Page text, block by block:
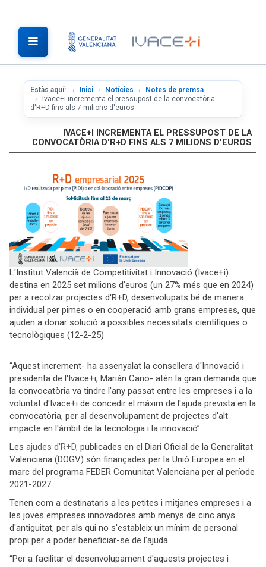
Estàs aquí: Inici Notícies
Notes de premsa
Ivace+i incrementa el pressupost de la convocatòria
d'R+D fins als 7 milions d'euros
IVACE+I INCREMENTA EL PRESSUPOST DE LA
CONVOCATÒRIA D'R+D FINS ALS 7 MILIONS D'EUROS
L'Institut Valencià de Competitivitat i Innovació (Ivace+i)
destina en 2025 set milions d'euros (un 27% més que en 2024)
per a recolzar projectes d'R+D, desenvolupats bé de manera
individual per pimes o en cooperació amb grans empreses, que
ajuden a donar solució a possibles necessitats científiques o
tecnològiques (12-2-25)
“Aquest increment- ha assenyalat la consellera d'Innovació i
presidenta de l'Ivace+i, Marián Cano- atén la gran demanda que
la convocatòria va tindre l'any passat entre les empreses i a la
voluntat d'Ivace+i de concedir el màxim de l'ajuda prevista en la
convocatòria, per al desenvolupament de projectes d'alt
impacte en l'àmbit de la tecnologia i la innovació”.
Les ajudes d'R+D, publicades en el Diari Oficial de la Generalitat
Valenciana (DOGV) són finançades per la Unió Europea en el
marc del programa FEDER Comunitat Valenciana per al període
2021-2027.
Tenen com a destinataris a les petites i mitjanes empreses i a
les joves empreses innovadores amb menys de cinc anys
d'antiguitat, per als qui no s'estableix un mínim de personal
propi per a poder beneficiar-se de l'ajuda.
“Per a facilitar el desenvolupament d'aquests projectes i